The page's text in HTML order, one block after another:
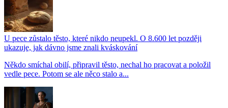
U pece zůstalo těsto, které nikdo neupekl. O 8.600 let později
ukazuje, jak dávno jsme znali kváskování
Někdo smíchal obilí, připravil těsto, nechal ho pracovat a položil
vedle pece. Potom se ale něco stalo a...